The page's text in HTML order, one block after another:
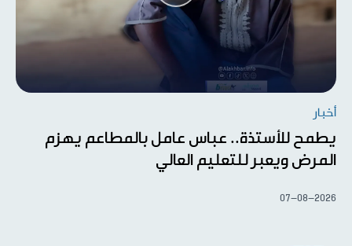
أخبار
يطمح للأستذة.. عباس عامل بالمطاعم يهزم
المرض ويعبر للتعليم العالي
07-08-2026